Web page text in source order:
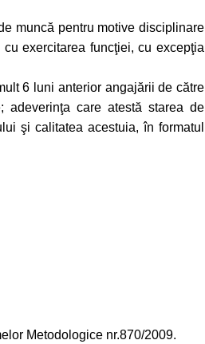
muncă pentru motive disciplinare
exercitarea funcţiei, cu excepţia
6 luni anterior angajării de către
adeverinţa care atestă starea de
şi calitatea acestuia, în formatul
Metodologice nr.870/2009.